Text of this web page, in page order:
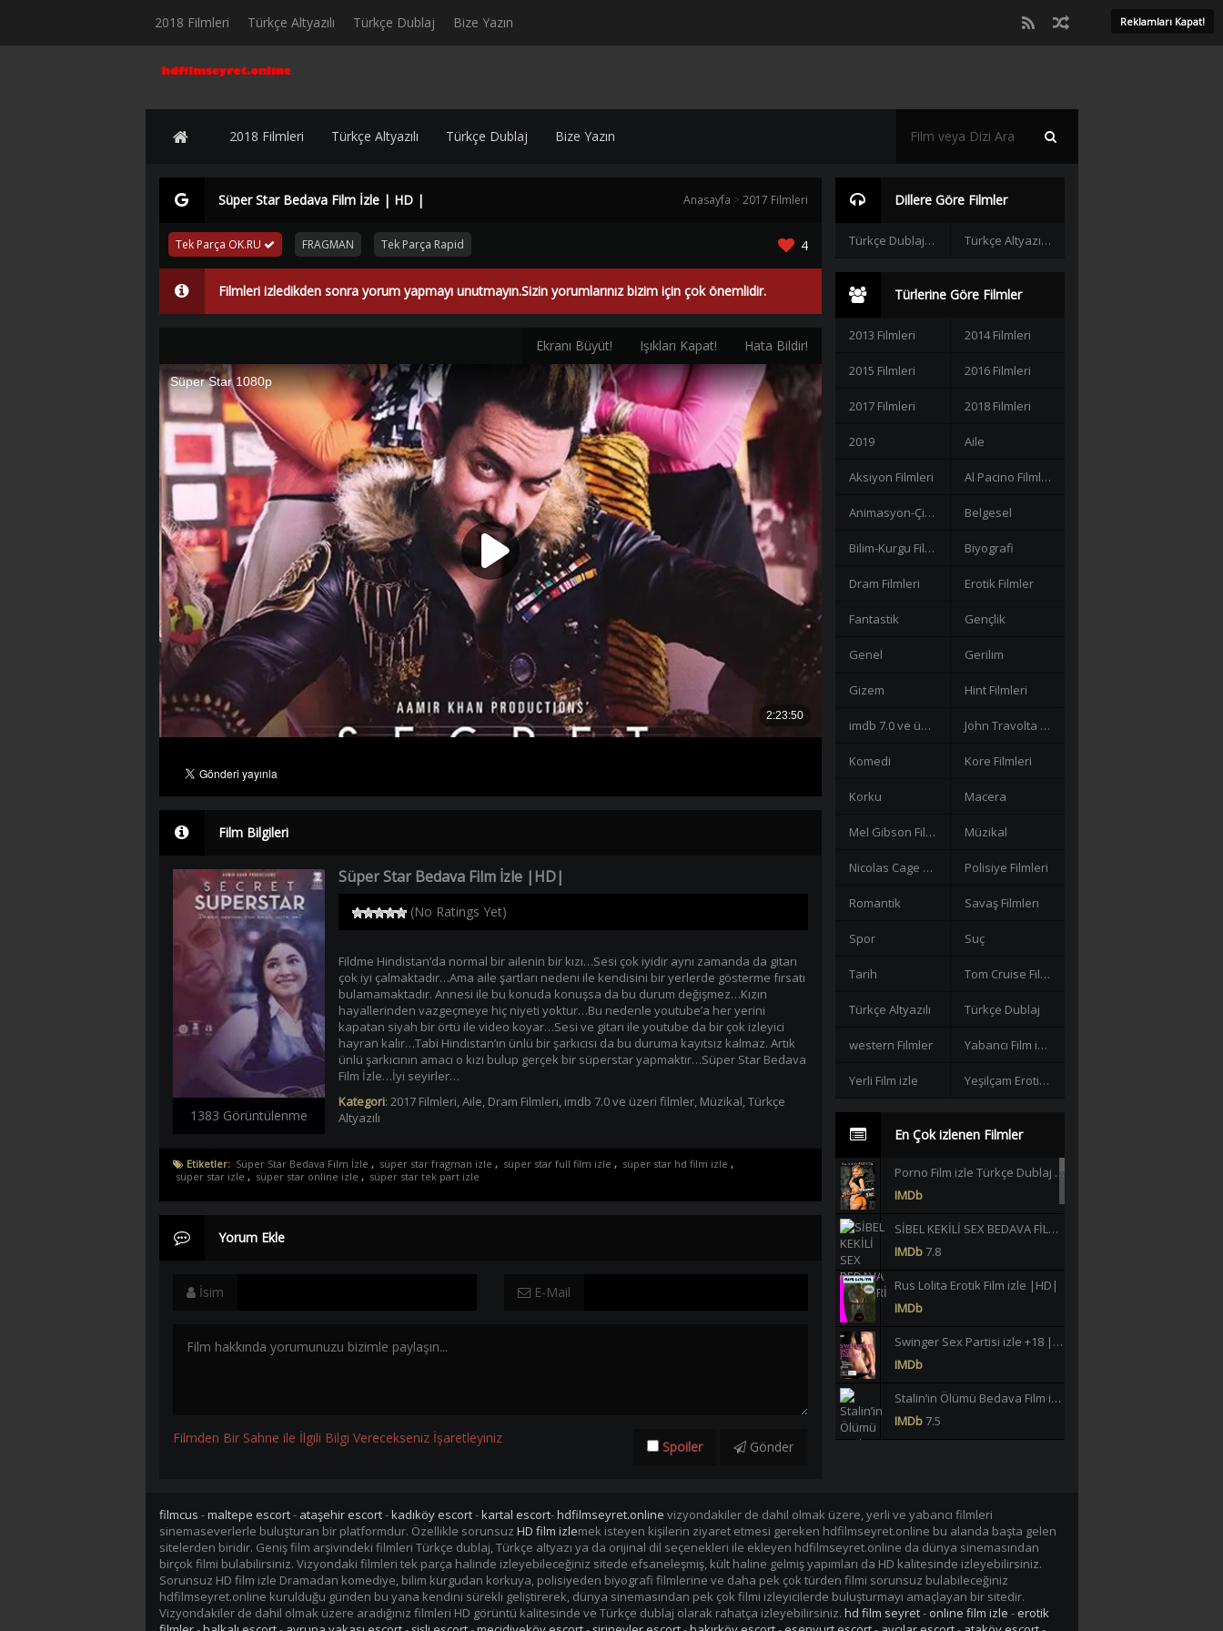
2018 Filmleri Türkçe Altyazılı Türkçe Dublaj Bize Yazın Reklamları Kapat!
2018 Filmleri Türkçe Altyazılı Türkçe Dublaj Bize Yazın
Süper Star Bedava Film İzle | HD | Anasayfa > 2017 Filmleri
Tek Parça OK.RU FRAGMAN Tek Parça Rapid 4
Filmleri izledikden sonra yorum yapmayı unutmayın.Sizin yorumlarınız bizim için çok önemlidir.
Hata Bildir!
Işıkları Kapat!
Ekranı Büyüt!
Film Bilgileri
1383 Görüntülenme
Süper Star Bedava Film İzle |HD|
(No Ratings Yet)
Fildme Hindistan’da normal bir ailenin bir kızı…Sesi çok iyidir aynı zamanda da gitarı
çok iyi çalmaktadır…Ama aile şartları nedeni ile kendisini bir yerlerde gösterme fırsatı
bulamamaktadır. Annesi ile bu konuda konuşsa da bu durum değişmez…Kızın
hayallerinden vazgeçmeye hiç niyeti yoktur…Bu nedenle youtube’a her yerini
kapatan siyah bir örtü ile video koyar…Sesi ve gitarı ile youtube da bir çok izleyici
hayran kalır…Tabi Hindistan’ın ünlü bir şarkıcısı da bu duruma kayıtsız kalmaz. Artık
ünlü şarkıcının amacı o kızı bulup gerçek bir süperstar yapmaktır…Süper Star Bedava
Film İzle…İyi seyirler…
Kategori: 2017 Filmleri,Aile, Dram Filmleri, imdb 7.0 ve üzeri filmler, Müzikal,Türkçe
Altyazılı
Etiketler: Süper Star Bedava Film İzle , süper star fragman izle , süper star full film izle , süper star hd film izle ,
süper star izle , süper star online izle , süper star tek part izle
Yorum Ekle
İsim E-Mail
Filmden Bir Sahne ile İlgili Bilgi Verecekseniz İşaretleyiniz
Spoiler Gönder
Dillere Göre Filmler
Türkçe Dublaj Filmler Türkçe Altyazılı Filmler
Türlerine Göre Filmler
2013 Filmleri 2014 Filmleri
2015 Filmleri 2016 Filmleri
2017 Filmleri 2018 Filmleri
2019 Aile
Aksiyon Filmleri Al Pacino Filmleri
Animasyon-Çizgi Filmler Belgesel
Bilim-Kurgu Filmleri Biyografi
Dram Filmleri Erotik Filmler
Fantastik Gençlik
Genel Gerilim
Gizem Hint Filmleri
imdb 7.0 ve üzeri filmler John Travolta Filmleri
Komedi Kore Filmleri
Korku Macera
Mel Gibson Filmleri Müzikal
Nicolas Cage Filmleri Polisiye Filmleri
Romantik Savaş Filmlerı
Spor Suç
Tarih Tom Cruise Filmleri izle
Türkçe Altyazılı Türkçe Dublaj
western Filmler Yabancı Film izle
Yerli Film izle Yeşilçam Erotik +18
En Çok izlenen Filmler
Porno Film izle Türkçe Dublaj +18 |HD|
IMDb
SİBEL KEKİLİ SEX BEDAVA FİLMLERİ İZLE |HD|
IMDb7.8
Rus Lolita Erotik Film izle |HD|
IMDb
Swinger Sex Partisi izle +18 |HD|
IMDb
Stalin’in Ölümü Bedava Film izle |HD|
IMDb7.5
IMDb-/10
IMDb
filmcus -maltepe escort- ataşehir escort-kadıköy escort-kartal escort-hdfilmseyret.online vizyondakiler de dahil olmak üzere, yerli ve yabancı filmleri
sinemaseverlerle buluşturan bir platformdur. Özellikle sorunsuz HD film izlemek isteyen kişilerin ziyaret etmesi gereken hdfilmseyret.online bu alanda başta gelen
sitelerden biridir. Geniş film arşivindeki filmleri Türkçe dublaj, Türkçe altyazı ya da orijinal dil seçenekleri ile ekleyen hdfilmseyret.online da dünya sinemasından
birçok filmi bulabilirsiniz. Vizyondaki filmleri tek parça halinde izleyebileceğiniz sitede efsaneleşmiş, kült haline gelmiş yapımları da HD kalitesinde izleyebilirsiniz.
Sorunsuz HD film izle Dramadan komediye, bilim kurgudan korkuya, polisiyeden biyografi filmlerine ve daha pek çok türden filmi sorunsuz bulabileceğiniz
hdfilmseyret.online kurulduğu günden bu yana kendini sürekli geliştirerek, dünya sinemasından pek çok filmi izleyicilerde buluşturmayı amaçlayan bir sitedir.
Vizyondakiler de dahil olmak üzere aradığınız filmleri HD görüntü kalitesinde ve Türkçe dublaj olarak rahatça izleyebilirsiniz. hd film seyret- online film izle - erotik